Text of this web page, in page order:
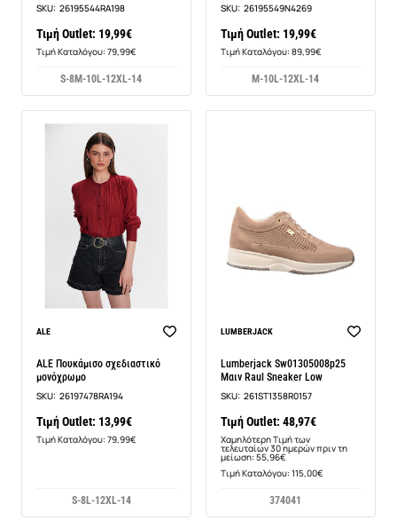
SKU: 26195544RA198
Τιμή Outlet: 19,99€
Τιμή Καταλόγου: 79,99€
S-8M-10L-12XL-14
SKU: 26195549N4269
Τιμή Outlet: 19,99€
Τιμή Καταλόγου: 89,99€
M-10L-12XL-14
ALE
ALE Πουκάμισο σχεδιαστικό
μονόχρωμο
SKU: 26197478RA194
Τιμή Outlet: 13,99€
Τιμή Καταλόγου: 79,99€
S-8L-12XL-14
-13%
LUMBERJACK
Lumberjack Sw01305008p25
Μαιν Raul Sneaker Low
SKU: 261ST1358R0157
Τιμή Outlet: 48,97€
Χαμηλότερη Τιμή των
τελευταίων 30 ημερών πριν τη
μείωση: 55,96€
Τιμή Καταλόγου: 115,00€
374041